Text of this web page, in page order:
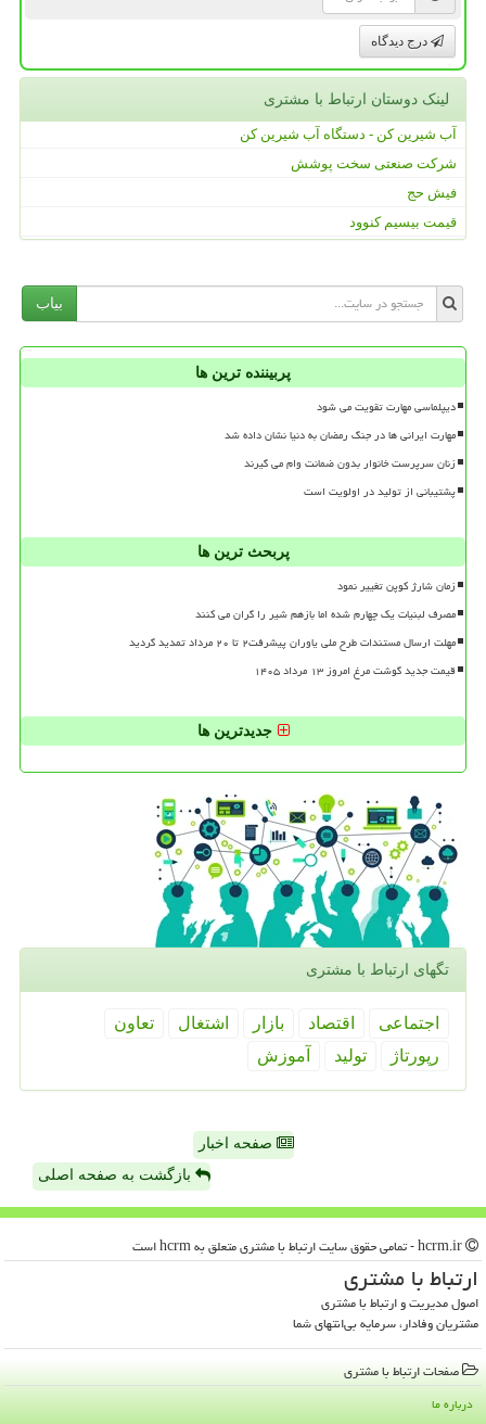
درج دیدگاه
لینک دوستان ارتباط با مشتری
آب شیرین کن - دستگاه آب شیرین کن
شرکت صنعتی سخت پوشش
فیش حج
قیمت بیسیم کنوود
بیاب
پربیننده ترین ها
دیپلماسی مهارت تقویت می شود
مهارت ایرانی ها در جنگ رمضان به دنیا نشان داده شد
زنان سرپرست خانوار بدون ضمانت وام می گیرند
پشتیبانی از تولید در اولویت است
پربحث ترین ها
زمان شارژ کوپن تغییر نمود
مصرف لبنیات یک چهارم شده اما بازهم شیر را گران می کنند
مهلت ارسال مستندات طرح ملی یاوران پیشرفت۲ تا ۲۰ مرداد تمدید گردید
قیمت جدید گوشت مرغ امروز ۱۳ مرداد ۱۴۰۵
جدیدترین ها
تگهای ارتباط با مشتری
اجتماعی اقتصاد بازار اشتغال
تعاون
رپورتاژ
تولید آموزش
صفحه اخبار
بازگشت به صفحه اصلی
ارتباط با مشتری
اصول مدیریت و ارتباط با مشتری
مشتریان وفادار، سرمایه بی‌انتهای شما
صفحات ارتباط با مشتری
درباره ما